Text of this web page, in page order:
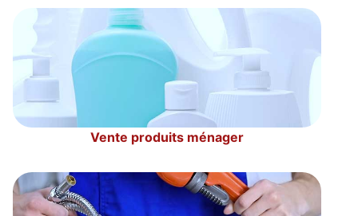
Vente produits ménager